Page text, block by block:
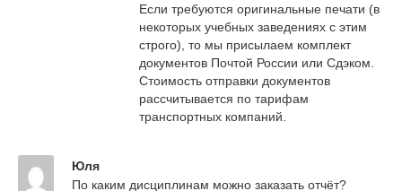
Если требуются оригинальные печати (в
некоторых учебных заведениях с этим
строго), то мы присылаем комплект
документов Почтой России или Сдэком.
Стоимость отправки документов
рассчитывается по тарифам
транспортных компаний.
Юля
По каким дисциплинам можно заказать отчёт?